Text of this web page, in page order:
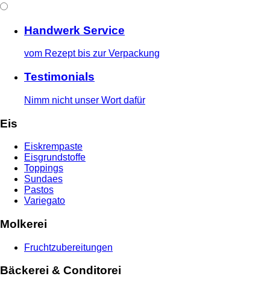
Handwerk Service
vom Rezept bis zur Verpackung
Testimonials
Nimm nicht unser Wort dafür
Eis
Eiskrempaste
Eisgrundstoffe
Toppings
Sundaes
Pastos
Variegato
Molkerei
Fruchtzubereitungen
Bäckerei & Conditorei